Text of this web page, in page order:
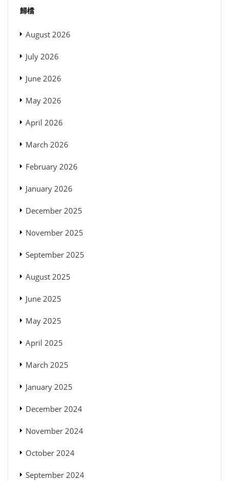
歸檔
August 2026
July 2026
June 2026
May 2026
April 2026
March 2026
February 2026
January 2026
December 2025
November 2025
September 2025
August 2025
June 2025
May 2025
April 2025
March 2025
January 2025
December 2024
November 2024
October 2024
September 2024